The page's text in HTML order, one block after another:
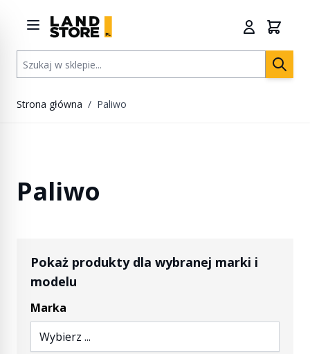
Szukaj w sklepie...
Strona główna / Paliwo
Paliwo
Pokaż produkty dla wybranej marki i
modelu
Marka
Wybierz ...